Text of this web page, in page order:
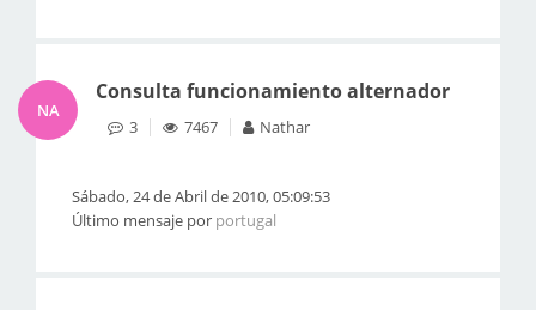
NA
Consulta funcionamiento alternador
3 7467 Nathar
Sábado, 24 de Abril de 2010, 05:09:53
Último mensaje por portugal